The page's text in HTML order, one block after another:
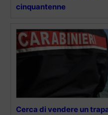
cinquantenne
Cerca di vendere un